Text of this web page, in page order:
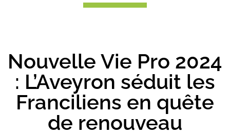
Nouvelle Vie Pro 2024
: L’Aveyron séduit les
Franciliens en quête
de renouveau